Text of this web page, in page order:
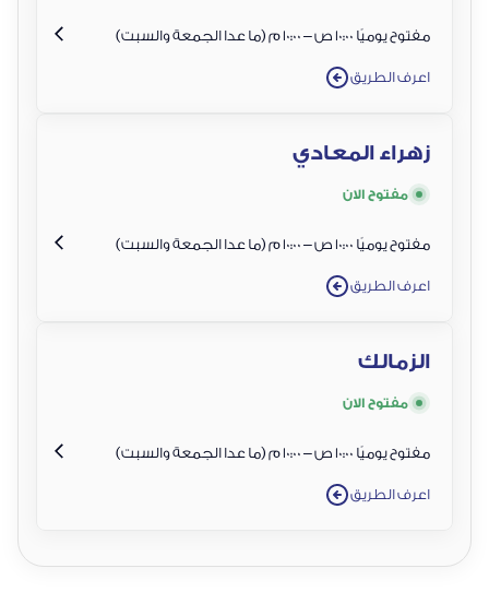
مفتوح يوميًا 10:00 ص – 10:00 م (ما عدا الجمعة والسبت)
اعرف الطريق
زهراء المعادي
مفتوح الان
مفتوح يوميًا 10:00 ص – 10:00 م (ما عدا الجمعة والسبت)
اعرف الطريق
الزمالك
مفتوح الان
مفتوح يوميًا 10:00 ص – 10:00 م (ما عدا الجمعة والسبت)
اعرف الطريق